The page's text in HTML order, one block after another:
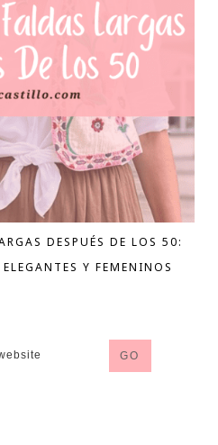
DESPUÉS DE LOS 50:
Y FEMENINOS